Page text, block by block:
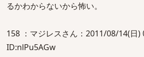
るかわからないから怖い。
158 ：マジレスさん：2011/08/14(日)
ID:nlPu5AGw